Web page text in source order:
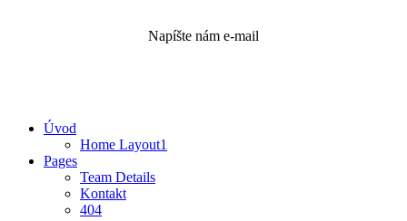
Napíšte nám e-mail
Úvod
Home Layout1
Pages
Team Details
Kontakt
404